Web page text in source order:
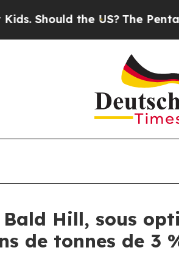
the US?The Pentagon Is
Hill, sous
de tonnes de 3